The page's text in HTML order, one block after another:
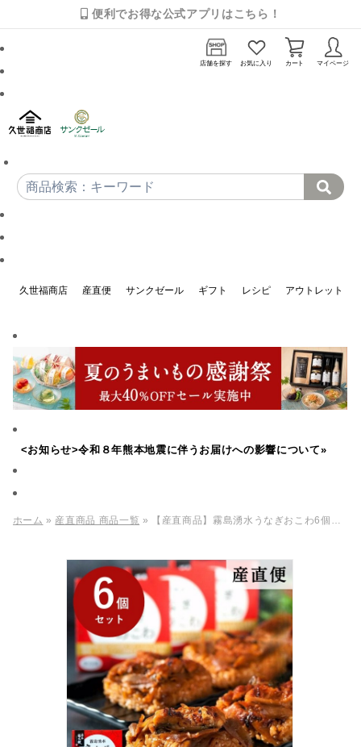
便利でお得な公式アプリはこちら！
店舗を探す お気に入り カート マイページ
久世福商店 産直便 サンクゼール ギフト レシピ アウトレット
<お知らせ>令和８年熊本地震に伴うお届けへの影響について»
ホーム » 産直商品 商品一覧 » 【産直商品】霧島湧水うなぎおこわ6個セット 【送料込み/北海道・沖縄送料別途/一部離島不可】【オンライン限定】